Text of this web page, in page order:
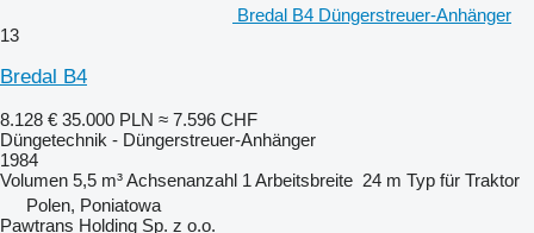
Bredal B4 Düngerstreuer-Anhänger
13
Bredal B4
8.128 € 35.000 PLN ≈ 7.596 CHF
Düngetechnik - Düngerstreuer-Anhänger
1984
Volumen 5,5 m³Achsenanzahl 1 Arbeitsbreite 24 m Typ für Traktor
Polen, Poniatowa
Pawtrans Holding Sp. z o.o.